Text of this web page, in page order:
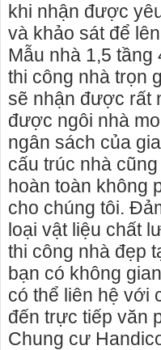
khi nhận được
và khảo sát để
Mẫu nhà 1,5
thi công nhà trọn
sẽ nhận được rất
được ngôi nhà
ngân sách của
cấu trúc nhà
hoàn toàn không
cho chúng tôi.
loại vật liệu chất
thi công nhà đẹp
bạn có không
có thể liên hệ với
đến trực tiếp văn
Chung cư